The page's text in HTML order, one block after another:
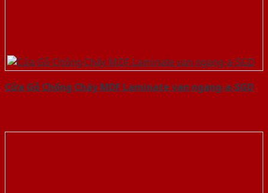
Cửa Gỗ Chống Cháy MDF Laminate van ngang-a-SGD